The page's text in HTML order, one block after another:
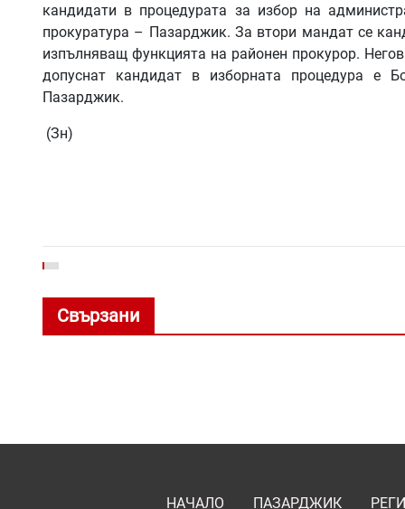
кандидати в процедурата за избор на
прокуратура – Пазарджик. За втори мандат се
изпълняващ функцията на районен прокурор.
допуснат кандидат в изборната процедура е
Пазарджик.
(Зн)
Свързани
НАЧАЛО ПАЗАРДЖИК